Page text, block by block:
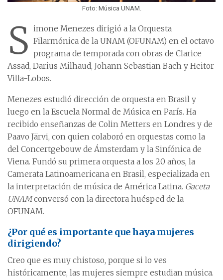
Foto: Música UNAM.
S imone Menezes dirigió a la Orquesta
Filarmónica de la UNAM (OFUNAM) en el octavo
programa de temporada con obras de Clarice
Assad, Darius Milhaud, Johann Sebastian Bach y Heitor
Villa-Lobos.
Menezes estudió dirección de orquesta en Brasil y
luego en la Escuela Normal de Música en París. Ha
recibido enseñanzas de Colin Metters en Londres y de
Paavo Järvi, con quien colaboró en orquestas como la
del Concertgebouw de Ámsterdam y la Sinfónica de
Viena. Fundó su primera orquesta a los 20 años, la
Camerata Latinoamericana en Brasil, especializada en
la interpretación de música de América Latina. Gaceta
UNAMconversó con la directora huésped de la
OFUNAM.
¿Por qué es importante que haya mujeres
dirigiendo?
Creo que es muy chistoso, porque si lo ves
históricamente, las mujeres siempre estudian música.